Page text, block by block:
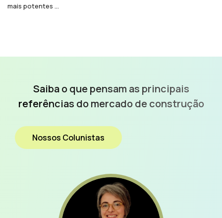
mais potentes ...
Saiba o que pensam as principais
referências domercado de construção
Nossos Colunistas